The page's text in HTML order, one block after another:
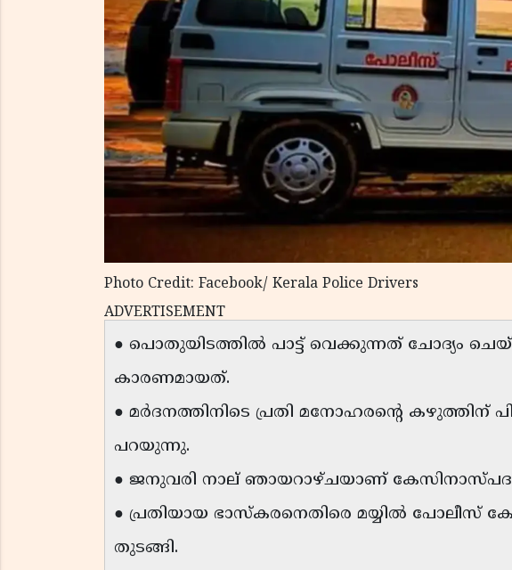
Photo Credit: Facebook/ Kerala Police Drivers
ADVERTISEMENT
● പൊതുയിടത്തിൽ പാട്ട് വെക്കുന്നത് ചോദ്യം
കാരണമായത്.
● മർദനത്തിനിടെ പ്രതി മനോഹരന്റെ കഴുത്തിന്
പറയുന്നു.
● ജനുവരി നാല് ഞായറാഴ്ചയാണ്
● പ്രതിയായ ഭാസ്കരനെതിരെ മയ്യിൽ
തുടങ്ങി.